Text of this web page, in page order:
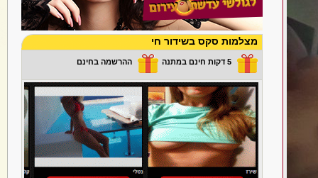
מצלמות סקס בשידור חי
5 דקות חינם במתנה ההרשמה בחינם